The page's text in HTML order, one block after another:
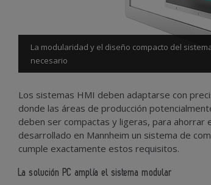
La modularidad y el diseño compacto del
necesario
Los sistemas HMI deben adaptarse con
donde las áreas de producción
deben ser compactas y ligeras, para ahorrar
desarrollado en Mannheim un sistema de
cumple exactamente estos requisitos.
La solución PC amplía el sistema modular